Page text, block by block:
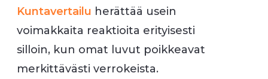
Kuntavertailu herättää usein
voimakkaita reaktioita erityisesti
silloin, kun omat luvut poikkeavat
merkittävästi verrokeista.